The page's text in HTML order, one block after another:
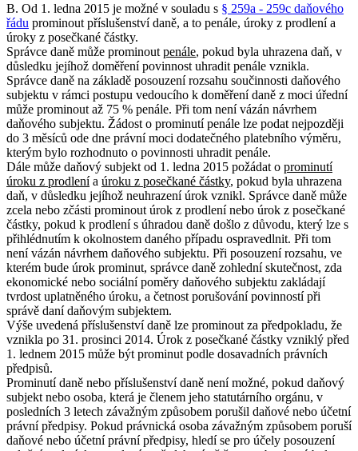
B. Od 1. ledna 2015 je možné v souladu s § 259a - 259c daňového
řádu prominout příslušenství daně, a to penále, úroky z prodlení a
úroky z posečkané částky.
Správce daně může prominout penále, pokud byla uhrazena daň, v
důsledku jejíhož doměření povinnost uhradit penále vznikla.
Správce daně na základě posouzení rozsahu součinnosti daňového
subjektu v rámci postupu vedoucího k doměření daně z moci úřední
může prominout až 75 % penále. Při tom není vázán návrhem
daňového subjektu. Žádost o prominutí penále lze podat nejpozději
do 3 měsíců ode dne právní moci dodatečného platebního výměru,
kterým bylo rozhodnuto o povinnosti uhradit penále.
Dále může daňový subjekt od 1. ledna 2015 požádat o prominutí
úroku z prodlenía úroku z posečkané částky, pokud byla uhrazena
daň, v důsledku jejíhož neuhrazení úrok vznikl. Správce daně může
zcela nebo zčásti prominout úrok z prodlení nebo úrok z posečkané
částky, pokud k prodlení s úhradou daně došlo z důvodu, který lze s
přihlédnutím k okolnostem daného případu ospravedlnit. Při tom
není vázán návrhem daňového subjektu. Při posouzení rozsahu, ve
kterém bude úrok prominut, správce daně zohlední skutečnost, zda
ekonomické nebo sociální poměry daňového subjektu zakládají
tvrdost uplatněného úroku, a četnost porušování povinností při
správě daní daňovým subjektem.
Výše uvedená příslušenství daně lze prominout za předpokladu, že
vznikla po 31. prosinci 2014. Úrok z posečkané částky vzniklý před
1. lednem 2015 může být prominut podle dosavadních právních
předpisů.
Prominutí daně nebo příslušenství daně není možné, pokud daňový
subjekt nebo osoba, která je členem jeho statutárního orgánu, v
posledních 3 letech závažným způsobem porušil daňové nebo účetní
právní předpisy. Pokud právnická osoba závažným způsobem poruší
daňové nebo účetní právní předpisy, hledí se pro účely posouzení